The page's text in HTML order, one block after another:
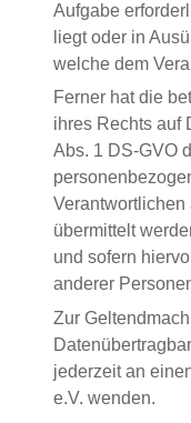
Aufgabe
liegt oder in
welche dem
Ferner hat die
ihres Rechts auf
Abs. 1 DS-GVO
übermittelt
und sofern
anderer
Zur
jederzeit an
e.V. wenden.